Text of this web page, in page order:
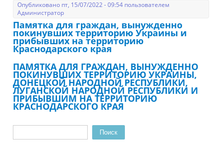
Опубликовано пт, 15/07/2022 - 09:54 пользователем
Администратор
Памятка для граждан, вынужденно
покинувших территорию Украины и
прибывших на территорию
Краснодарского края
ПАМЯТКА ДЛЯ ГРАЖДАН, ВЫНУЖДЕННО
ПОКИНУВШИХ ТЕРРИТОРИЮ УКРАИНЫ,
ДОНЕЦКОЙ НАРОДНОЙ РЕСПУБЛИКИ,
ЛУГАНСКОЙ НАРОДНОЙ РЕСПУБЛИКИ И
ПРИБЫВШИМ НА ТЕРРИТОРИЮ
КРАСНОДАРСКОГО КРАЯ
Поиск